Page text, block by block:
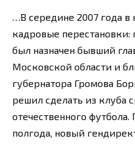
…В середине 2007 года в
кадровые перестановки:
был назначен бывший
Московской области и
губернатора Громова
решил сделать из клуба
отечественного
полгода, новый